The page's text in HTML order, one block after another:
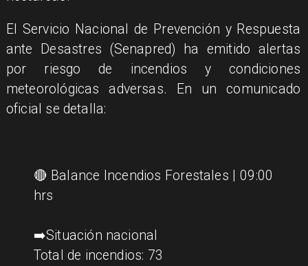
El Servicio Nacional de Prevención y Respuesta
ante Desastres (Senapred) ha emitido alertas
por riesgo de incendios y condiciones
meteorológicas adversas. En un comunicado
oficial se detalla:
🔴 Balance Incendios Forestales | 09:00
hrs
➡️Situación nacional
Total de incendios: 73